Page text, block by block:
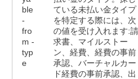
ble
-
fro
m -
typ
e
ている未払い金タイプ
を特定する際には、次
の値を受け入れます:請
求書、マイルストー
ン、経費、経費の事前
承認、バーチャルカー
ド経費の事前承認、出